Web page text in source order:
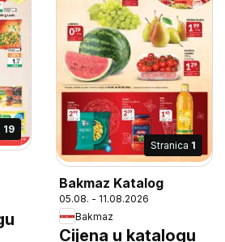
19
Stranica 1
Bakmaz Katalog
05.08. - 11.08.2026
Bakmaz
Cijena u katalogu